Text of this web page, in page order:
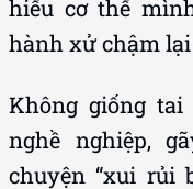
hiểu cơ thể
hành xử chậm
Không giống
nghề nghiệp,
chuyện “xui rủi